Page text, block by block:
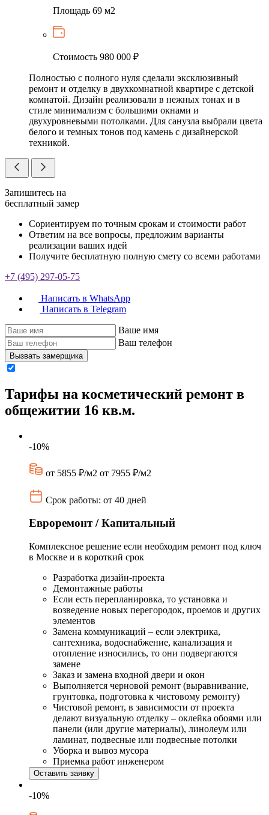
Площадь 69 м2
Стоимость 980 000 ₽
Полностью с полного нуля сделали эксклюзивный
ремонт и отделку в двухкомнатной квартире с детской
комнатой. Дизайн реализовали в нежных тонах и в
стиле минимализм с большими окнами и
двухуровневыми потолками. Для санузла выбрали цвета
белого и темных тонов под камень с дизайнерской
техникой.
Запишитесь на
бесплатный замер
Сориентируем по точным срокам и стоимости работ
Ответим на все вопросы, предложим варианты
реализации ваших идей
Получите бесплатную полную смету со всеми работами
+7 (495) 297-05-75
Написать в WhatsApp
Написать в Telegram
Ваше имя
Ваш телефон
Вызвать замерщика
Тарифы на косметический ремонт в
общежитии 16 кв.м.
-10%
от 5855 ₽/м2 от 7955 ₽/м2
Срок работы: от 40 дней
Евроремонт / Капитальный
Комплексное решение если необходим ремонт под ключ
в Москве и в короткий срок
Разработка дизайн-проекта
Демонтажные работы
Если есть перепланировка, то установка и
возведение новых перегородок, проемов и других
элементов
Замена коммуникаций – если электрика,
сантехника, водоснабжение, канализация и
отопление износились, то они подвергаются
замене
Заказ и замена входной двери и окон
Выполняется черновой ремонт (выравнивание,
грунтовка, подготовка к чистовому ремонту)
Чистовой ремонт, в зависимости от проекта
делают визуальную отделку – оклейка обоями или
панели (или другие материалы), линолеум или
ламинат, подвесные или подвесные потолки
Уборка и вывоз мусора
Приемка работ инженером
Оставить заявку
-10%